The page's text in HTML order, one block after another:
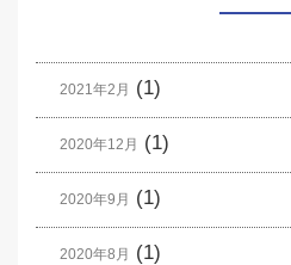
2021年2月 (1)
2020年12月 (1)
2020年9月 (1)
2020年8月 (1)